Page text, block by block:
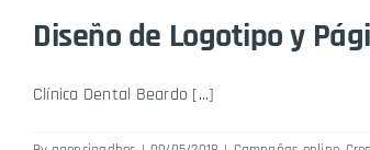
Diseño de Logotipo y
Clínica Dental Beardo [...]